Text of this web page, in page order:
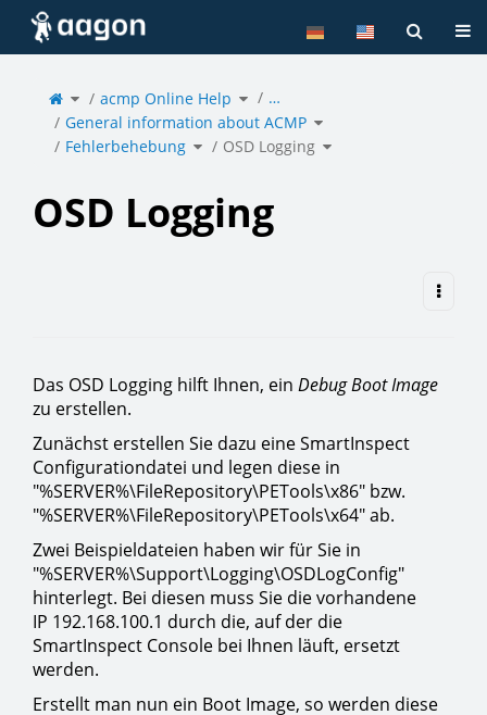
Home
Toggle
the
parent
tree
of
OSD
Logging.
acmp Online Help Toggle
the
hierarchy
tree
under
acmp
Online
Help.
…
General information about ACMP Toggle
the
hierarchy
tree
under
General
information
about
ACMP.
Fehlerbehebung Toggle
the
hierarchy
tree
OSD Logging Toggle
the
hierarchy
tree
OSD Logging
Das OSD Logging hilft Ihnen, ein Debug Boot Image
zu erstellen.
Zunächst erstellen Sie dazu eine SmartInspect
Configurationdatei und legen diese in
"%SERVER%\FileRepository\PETools\x86" bzw.
"%SERVER%\FileRepository\PETools\x64" ab.
Zwei Beispieldateien haben wir für Sie in
"%SERVER%\Support\Logging\OSDLogConfig"
hinterlegt. Bei diesen muss Sie die vorhandene
IP 192.168.100.1 durch die, auf der die
SmartInspect Console bei Ihnen läuft, ersetzt
werden.
Erstellt man nun ein Boot Image, so werden diese